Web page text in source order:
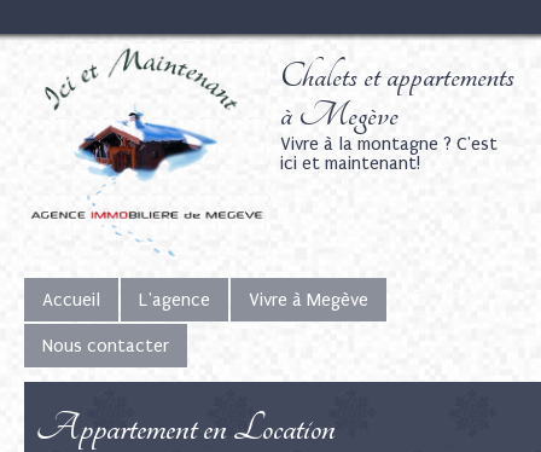
Chalets et appartements
à Megève
Vivre à la montagne ? C'est
ici et maintenant!
Accueil L'agence Vivre à Megève
Nous contacter
Appartement en Location